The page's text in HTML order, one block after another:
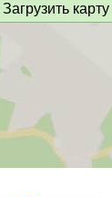
Загрузить карту